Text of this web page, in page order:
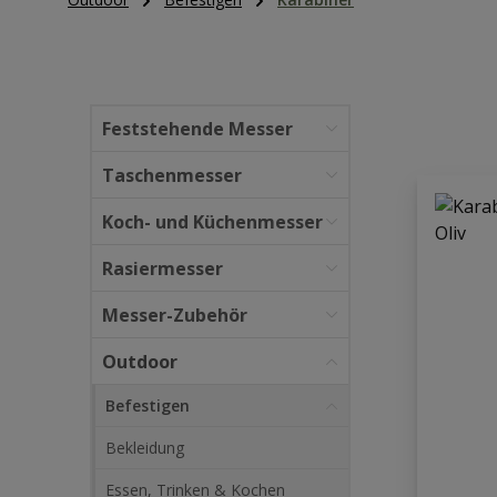
Feststehende Messer
Taschenmesser
Koch- und Küchenmesser
Rasiermesser
Messer-Zubehör
Outdoor
Befestigen
Bekleidung
Essen, Trinken & Kochen